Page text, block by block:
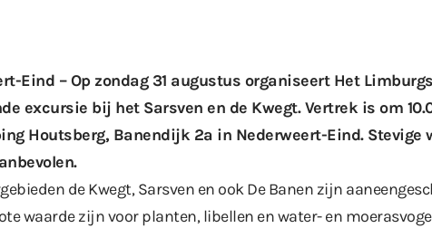
Eind – Op zondag 31 augustus organiseert Het
excursie bij het Sarsven en de Kwegt. Vertrek is om
Houtsberg, Banendijk 2a in Nederweert-Eind. Stevige
de Kwegt, Sarsven en ook De Banen zijn
waarde zijn voor planten, libellen en water- en